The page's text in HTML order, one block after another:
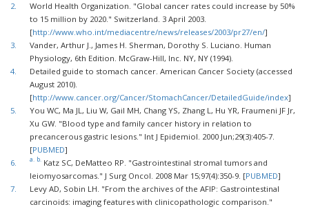
2.
World Health Organization. "Global cancer rates could increase by 50%
to 15 million by 2020." Switzerland. 3 April 2003.
[http://www.who.int/mediacentre/news/releases/2003/pr27/en/]
3.
Vander, Arthur J., James H. Sherman, Dorothy S. Luciano. Human
Physiology, 6th Edition. McGraw-Hill, Inc. NY, NY (1994).
4.
Detailed guide to stomach cancer. American Cancer Society (accessed
August 2010).
[http://www.cancer.org/Cancer/StomachCancer/DetailedGuide/index]
5.
You WC, Ma JL, Liu W, Gail MH, Chang YS, Zhang L, Hu YR, Fraumeni JF Jr,
Xu GW. "Blood type and family cancer history in relation to
precancerous gastric lesions." Int J Epidemiol. 2000 Jun;29(3):405-7.
[PUBMED]
6.
a. b. Katz SC, DeMatteo RP. "Gastrointestinal stromal tumors and
leiomyosarcomas." J Surg Oncol. 2008 Mar 15;97(4):350-9. [PUBMED]
7.
Levy AD, Sobin LH. "From the archives of the AFIP: Gastrointestinal
carcinoids: imaging features with clinicopathologic comparison."